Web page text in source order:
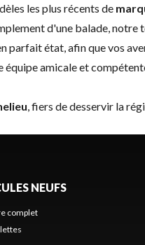
les plus récents de
d'une balade,
parfait état, afin que vos
équipe amicale et
, fiers de desservir la
NEUFS
complet